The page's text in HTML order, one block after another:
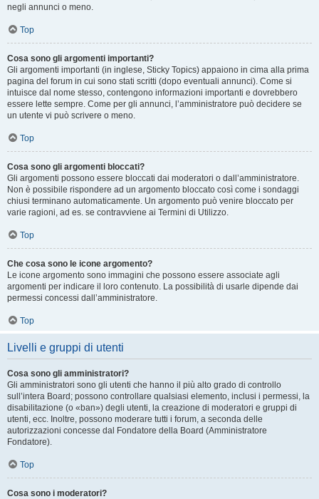
negli annunci o meno.
Top
Cosa sono gli argomenti importanti?
Gli argomenti importanti (in inglese, Sticky Topics) appaiono in cima alla prima
pagina del forum in cui sono stati scritti (dopo eventuali annunci). Come si
intuisce dal nome stesso, contengono informazioni importanti e dovrebbero
essere lette sempre. Come per gli annunci, l’amministratore può decidere se
un utente vi può scrivere o meno.
Top
Cosa sono gli argomenti bloccati?
Gli argomenti possono essere bloccati dai moderatori o dall’amministratore.
Non è possibile rispondere ad un argomento bloccato così come i sondaggi
chiusi terminano automaticamente. Un argomento può venire bloccato per
varie ragioni, ad es. se contravviene ai Termini di Utilizzo.
Top
Che cosa sono le icone argomento?
Le icone argomento sono immagini che possono essere associate agli
argomenti per indicare il loro contenuto. La possibilità di usarle dipende dai
permessi concessi dall’amministratore.
Top
Livelli e gruppi di utenti
Cosa sono gli amministratori?
Gli amministratori sono gli utenti che hanno il più alto grado di controllo
sull’intera Board; possono controllare qualsiasi elemento, inclusi i permessi, la
disabilitazione (o «ban») degli utenti, la creazione di moderatori e gruppi di
utenti, ecc. Inoltre, possono moderare tutti i forum, a seconda delle
autorizzazioni concesse dal Fondatore della Board (Amministratore
Fondatore).
Top
Cosa sono i moderatori?